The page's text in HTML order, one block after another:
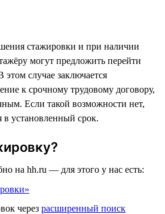
стажировки и при наличии
могут предложить перейти
случае заключается
к срочному трудовому договору,
Если такой возможности нет,
в установленный срок.
на hh.ru — для этого у нас есть:
через расширенный поиск